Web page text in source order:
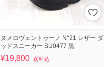
ヌメロヴェントゥーノ N°21 レザー ダ
ッドスニーカー SU0477 黒
¥19,800 送料込